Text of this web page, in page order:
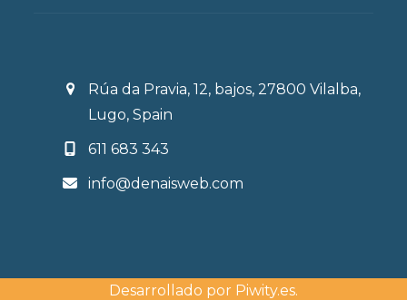
Rúa da Pravia, 12, bajos, 27800 Vilalba,
Lugo, Spain
611 683 343
info@denaisweb.com
Desarrollado por Piwity.es.